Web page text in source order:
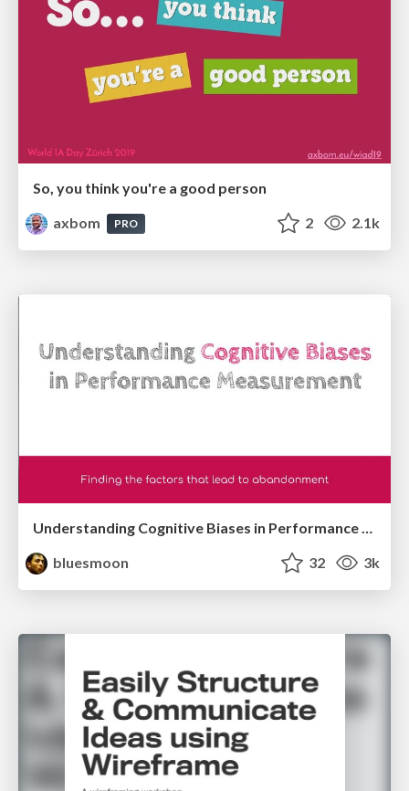
So, you think you're a good person
axbom
PRO 2 2.1k
Understanding Cognitive Biases in Performance Measurement
bluesmoon
32 3k